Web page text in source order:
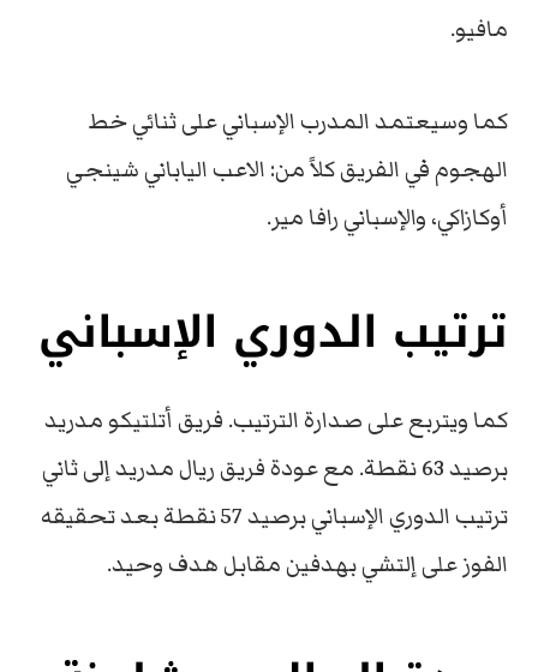
مافيو.
كما وسيعتمد المدرب الإسباني على ثنائي خط
الهجوم في الفريق كلاً من: الاعب الياباني شينجي
أوكازاكي، والإسباني رافا مير.
ترتيب الدوري الإسباني
كما ويتربع على صدارة الترتيب. فريق أتلتيكو مدريد
برصيد 63 نقطة. مع عودة فريق ريال مدريد إلى ثاني
ترتيب الدوري الإسباني برصيد 57 نقطة بعد تحقيقه
الفوز على إلتشي بهدفين مقابل هدف وحيد.